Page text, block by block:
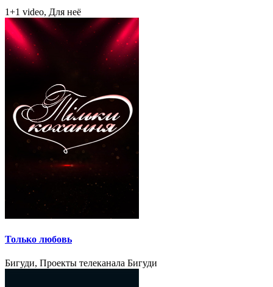
1+1 video, Для неё
Только любовь
Бигуди, Проекты телеканала Бигуди